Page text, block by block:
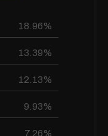
18.96%
13.39%
12.13%
9.93%
7.26%